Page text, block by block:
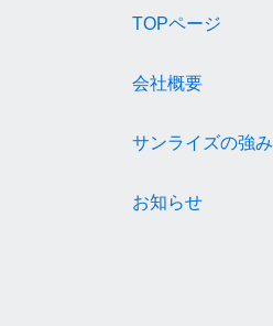
TOPページ
会社概要
サンライズの強み
お知らせ